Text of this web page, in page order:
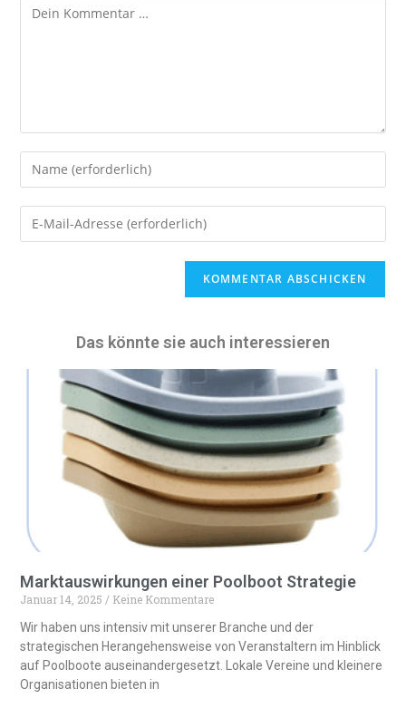
Das könnte sie auch interessieren
Marktauswirkungen einer Poolboot Strategie
Januar 14, 2025
Keine Kommentare
Wir haben uns intensiv mit unserer Branche und der
strategischen Herangehensweise von Veranstaltern im Hinblick
auf Poolboote auseinandergesetzt. Lokale Vereine und kleinere
Organisationen bieten in